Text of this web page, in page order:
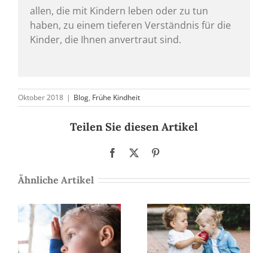
allen, die mit Kindern leben oder zu tun
haben, zu einem tieferen Verständnis für die
Kinder, die Ihnen anvertraut sind.
Oktober 2018 | Blog, Frühe Kindheit
Teilen Sie diesen Artikel
Facebook
Ähnliche Artikel